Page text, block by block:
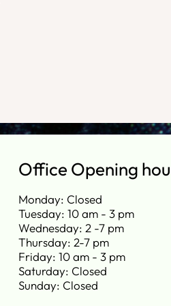
Office Opening
Monday: Closed
Tuesday: 10 am - 3 pm
Wednesday: 2 -7 pm
Thursday: 2-7 pm
Friday: 10 am - 3 pm
Saturday: Closed
Sunday: Closed